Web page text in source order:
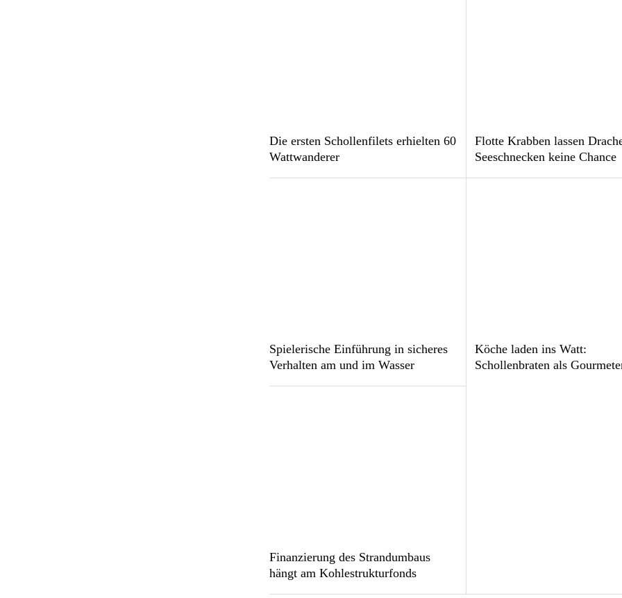
Die ersten Schollenfilets erhielten 60
Wattwanderer
Flotte Krabben lassen
Seeschnecken keine Chance
Spielerische Einführung in sicheres
Verhalten am und im Wasser
Köche laden ins Watt:
Schollenbraten als
Finanzierung des Strandumbaus
hängt am Kohlestrukturfonds